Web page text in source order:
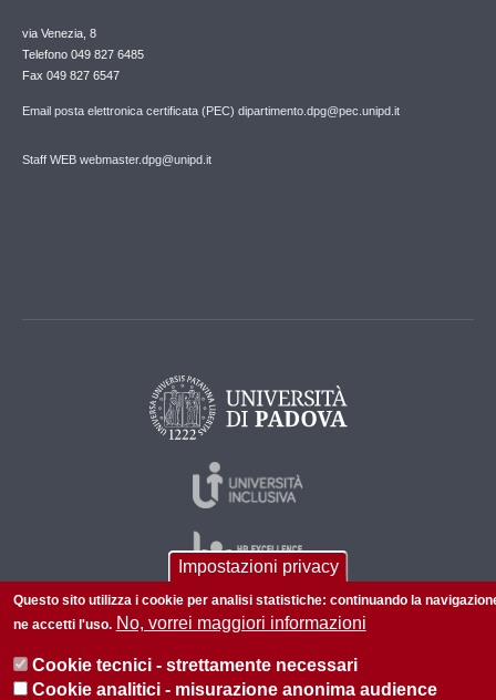
via Venezia, 8
Telefono 049 827 6485
Fax 049 827 6547
Email posta elettronica certificata (PEC) dipartimento.dpg@pec.unipd.it
Staff WEB webmaster.dpg@unipd.it
Impostazioni privacy
Questo sito utilizza i cookie per analisi statistiche: continuando la
ne accetti l'uso. No, vorrei maggiori informazioni
Cookie tecnici - strettamente necessari
Cookie analitici - misurazione anonima audience